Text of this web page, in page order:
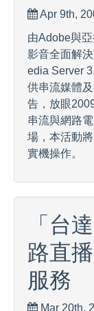
Apr 9th,
由Adobe與
影音全面解
edia Server
供串流媒體
告，放眼
串流與網路
場，本活動
實機操作。
「台
路直
服務
Mar 20th,